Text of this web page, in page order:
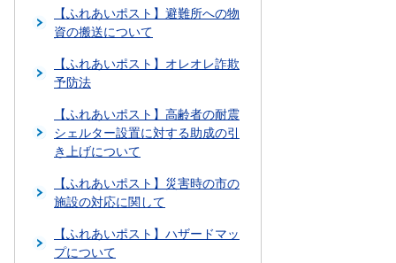
【ふれあいポスト】避難所への物
資の搬送について
【ふれあいポスト】オレオレ詐欺
予防法
【ふれあいポスト】高齢者の耐震
シェルター設置に対する助成の引
き上げについて
【ふれあいポスト】災害時の市の
施設の対応に関して
【ふれあいポスト】ハザードマッ
プについて